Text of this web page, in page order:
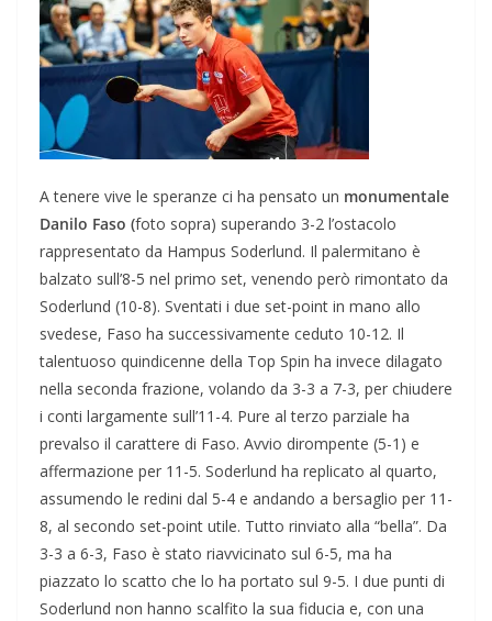
A tenere vive le speranze ci ha pensato un monumentale
Danilo Faso (foto sopra) superando 3-2 l’ostacolo
rappresentato da Hampus Soderlund. Il palermitano è
balzato sull’8-5 nel primo set, venendo però rimontato da
Soderlund (10-8). Sventati i due set-point in mano allo
svedese, Faso ha successivamente ceduto 10-12. Il
talentuoso quindicenne della Top Spin ha invece dilagato
nella seconda frazione, volando da 3-3 a 7-3, per chiudere
i conti largamente sull’11-4. Pure al terzo parziale ha
prevalso il carattere di Faso. Avvio dirompente (5-1) e
affermazione per 11-5. Soderlund ha replicato al quarto,
assumendo le redini dal 5-4 e andando a bersaglio per 11-
8, al secondo set-point utile. Tutto rinviato alla “bella”. Da
3-3 a 6-3, Faso è stato riavvicinato sul 6-5, ma ha
piazzato lo scatto che lo ha portato sul 9-5. I due punti di
Soderlund non hanno scalfito la sua fiducia e, con una